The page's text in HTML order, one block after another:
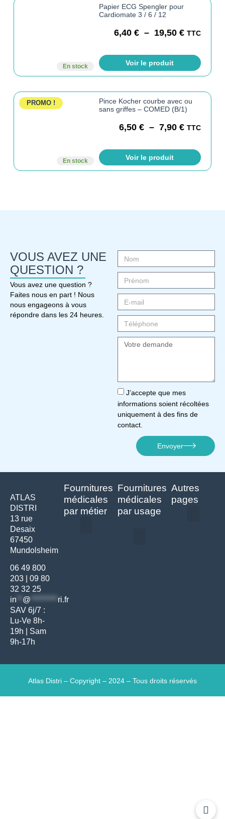
En stock
Papier ECG Spengler pour
Cardiomate 3 / 6 / 12
6,40€ – 19,50€ TTC
Voir le produit
PROMO !
En stock
Pince Kocher courbe avec ou
sans griffes – COMED (B/1)
6,50€ – 7,90€ TTC
Voir le produit
VOUS AVEZ UNE
QUESTION ?
Vous avez une question ?
Faites nous en part ! Nous
nous engageons à vous
répondre dans les 24 heures.
J’accepte que mes
informations soient récoltées
uniquement à des fins de
contact.
Envoyer
ATLAS
DISTRI
13 rue
Desaix
67450
Mundolsheim
06 49 800
203
09 80
32 32 25
in
@ ********* ri.fr
SAV 6j/7 :
Lu-Ve 8h-
19h | Sam
9h-17h
Fournitures
médicales
par métier
Fournitures
médicales
par usage
Autres
pages
Atlas Distri – Copyright – 2024 – Tous droits réservés